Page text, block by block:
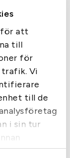
för att
till
för
trafik. Vi
till de
i sin tur
eller
Artemis CP1-